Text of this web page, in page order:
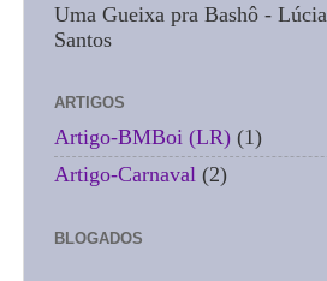
Uma Gueixa pra Bashô - Lúcia
Santos
ARTIGOS
Artigo-BMBoi (LR) (1)
Artigo-Carnaval (2)
BLOGADOS